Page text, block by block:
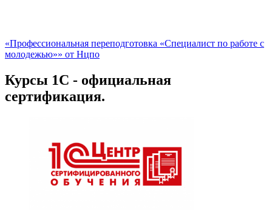
«Профессиональная переподготовка «Специалист по работе с
молодежью»» от Нцпо
Курсы 1С - официальная
сертификация.